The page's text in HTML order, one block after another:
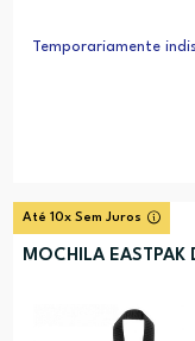
Temporariamente
Até 10x Sem Juros
MOCHILA EASTPAK